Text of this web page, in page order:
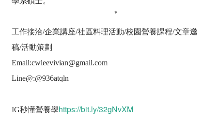
工作接洽/企業講座/社區料理活動/校園營養課程/文章邀
稿/活動策劃
Email:cwleevivian@gmail.com
Line@:@936atqln
IG秒懂營養學https://bit.ly/32gNvXM